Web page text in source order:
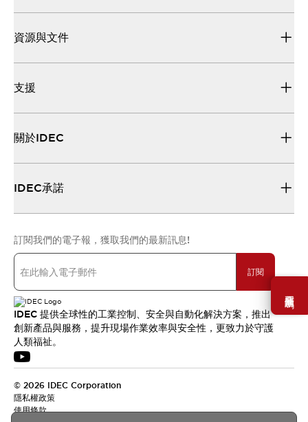
需要幫助嗎？
資源與文件
支援
關於IDEC
IDEC承諾
訂閱我們的電子報，獲取我們的最新訊息!
訂閱
IDEC 提供全球性的工業控制、安全與自動化解決方案，推出
創新產品與服務，提升現場作業效率與安全性，更致力於守護
人類福祉。
© 2026 IDEC Corporation
隱私權政策
使用條款